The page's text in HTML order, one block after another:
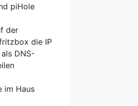
piHole
der
die IP
DNS-
im Haus